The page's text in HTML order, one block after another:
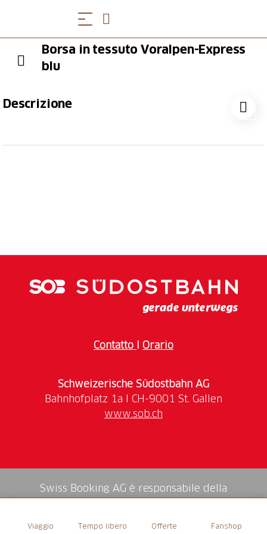
Viaggio Tempo libero Offerte Fanshop
Borsa in tessuto Voralpen-Express
blu
Descrizione
gli avanzi di tessuto dei sedili e di pelle della testa
Contatto I Orario
Schweizerische Südostbahn AG
www.sob.ch
Swiss Booking AG è responsabile della